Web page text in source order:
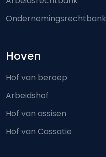
Ondernemingsrechtbank
Hoven
Hof van beroep
Arbeidshof
Hof van assisen
Hof van Cassatie